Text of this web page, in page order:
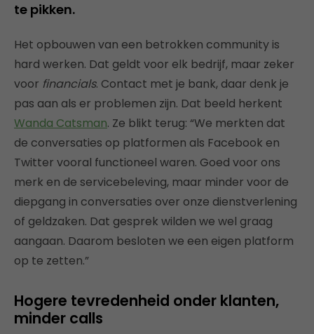
te pikken.
Het opbouwen van een betrokken community is
hard werken. Dat geldt voor elk bedrijf, maar zeker
voor financials. Contact met je bank, daar denk je
pas aan als er problemen zijn. Dat beeld herkent
Wanda Catsman. Ze blikt terug: “We merkten dat
de conversaties op platformen als Facebook en
Twitter vooral functioneel waren. Goed voor ons
merk en de servicebeleving, maar minder voor de
diepgang in conversaties over onze dienstverlening
of geldzaken. Dat gesprek wilden we wel graag
aangaan. Daarom besloten we een eigen platform
op te zetten.”
Hogere tevredenheid onder klanten,
minder calls